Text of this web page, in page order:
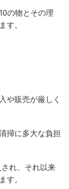
の物とその理
す。
や販売が厳しく
掃に多大な負担
れ、それ以来
す。